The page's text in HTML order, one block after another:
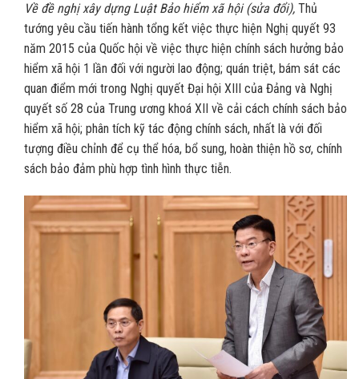
Về đề nghị xây dựng Luật Bảo hiểm xã hội (sửa đổi), Thủ
tướng yêu cầu tiến hành tổng kết việc thực hiện Nghị quyết 93
năm 2015 của Quốc hội về việc thực hiện chính sách hưởng bảo
hiểm xã hội 1 lần đối với người lao động; quán triệt, bám sát các
quan điểm mới trong Nghị quyết Đại hội XIII của Đảng và Nghị
quyết số 28 của Trung ương khoá XII về cải cách chính sách bảo
hiểm xã hội; phân tích kỹ tác động chính sách, nhất là với đối
tượng điều chỉnh để cụ thể hóa, bổ sung, hoàn thiện hồ sơ, chính
sách bảo đảm phù hợp tình hình thực tiễn.